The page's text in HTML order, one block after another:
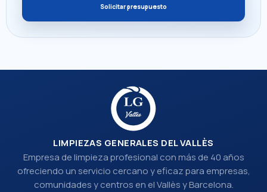
Solicitar presupuesto
LIMPIEZAS GENERALES DEL VALLÈS
Empresa de limpieza profesional con más de 40 años
ofreciendo un servicio cercano y eficaz para empresas,
comunidades y centros en el Vallès y Barcelona.